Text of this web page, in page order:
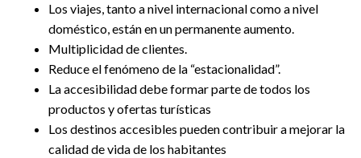
Los viajes, tanto a nivel internacional como a nivel
doméstico, están en un permanente aumento.
Multiplicidad de clientes.
Reduce el fenómeno de la “estacionalidad”.
La accesibilidad debe formar parte de todos los
productos y ofertas turísticas
Los destinos accesibles pueden contribuir a mejorar la
calidad de vida de los habitantes